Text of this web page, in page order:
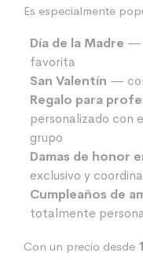
Es especialmente
Día de la Madre —
favorita
San Valentín —
Regalo para
personalizado con
grupo
Damas de honor
exclusivo y
Cumpleaños de
totalmente
Con un precio desde